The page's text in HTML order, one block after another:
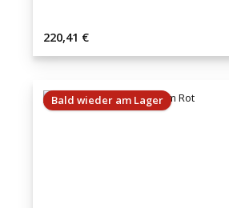
Regulärer Preis:
220,41 €
Bald wieder am Lager